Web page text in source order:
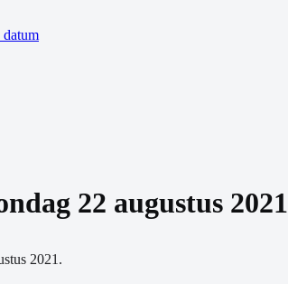
datum
22 augustus 2021
2021 .